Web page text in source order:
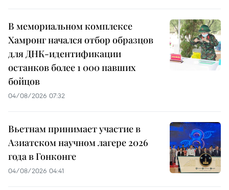
В мемориальном комплексе
Хамронг начался отбор образцов
для ДНК-идентификации
останков более 1 000 павших
бойцов
04/08/2026 07:32
Вьетнам принимает участие в
Азиатском научном лагере 2026
года в Гонконге
04/08/2026 04:41